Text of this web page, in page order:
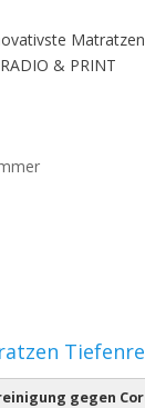
& PRINT
gegen